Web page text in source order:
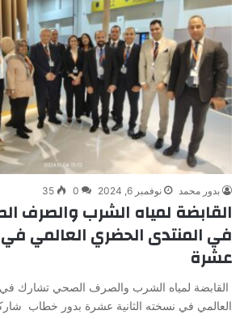
بدور محمد نوفمبر 6, 2024 0
35
القابضة لمياه الشرب والصرف
في المنتدى الحضري العالمي في
عشرة
القابضة لمياه الشرب والصرف الصحي تشارك
العالمي في نسخته الثانية عشرة بدور خطاب